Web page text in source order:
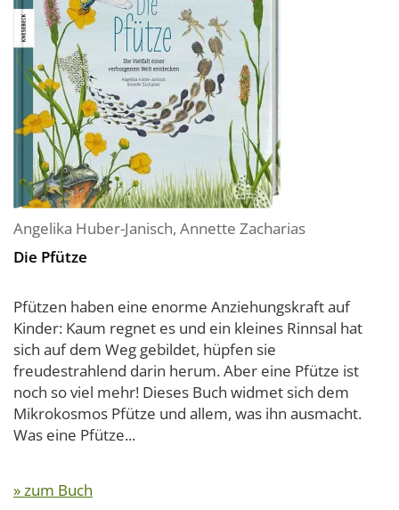
Angelika Huber-Janisch, Annette Zacharias
Die Pfütze
Pfützen haben eine enorme Anziehungskraft auf
Kinder: Kaum regnet es und ein kleines Rinnsal hat
sich auf dem Weg gebildet, hüpfen sie
freudestrahlend darin herum. Aber eine Pfütze ist
noch so viel mehr! Dieses Buch widmet sich dem
Mikrokosmos Pfütze und allem, was ihn ausmacht.
Was eine Pfütze...
» zum Buch